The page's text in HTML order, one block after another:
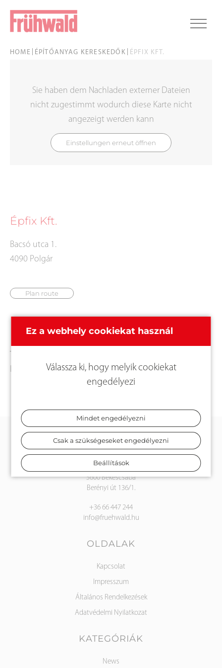
HOME ÉPÍTŐANYAG KERESKEDŐK ÉPFIX KFT.
Sie haben dem Nachladen externer Dateien
nicht zugestimmt wodurch diese Karte nicht
angezeigt werden kann
Einstellungen erneut öffnen
Épfix Kft.
Bacsó utca 1.
4090 Polgár
Plan route
Kapcsolat
Tel.:
E-Mail:
epfix@enternet.hu
Ez a webhely cookiekat használ
Válassza ki, hogy melyik cookiekat
engedélyezi
Mindet engedélyezni
Csak a szükségeseket engedélyezni
Beállítások
KAPCSOLAT
Frühwald Kft.
5600 Békéscsaba
Berényi út 136/1.
+36 66 447 244
info@fruehwald.hu
OLDALAK
Kapcsolat
Impresszum
Általános Rendelkezések
Adatvédelmi Nyilatkozat
KATEGÓRIÁK
News